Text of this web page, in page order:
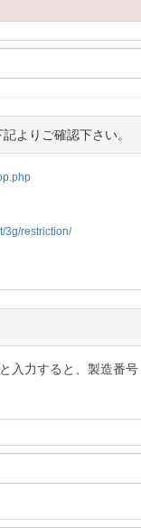
よりご確認下さい。
3g/restriction/
と入力すると、製造番号